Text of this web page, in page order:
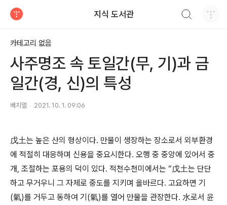
지식 도서관
카테고리 없음
사주명조 속 토일간(무, 기)과 금
일간(경, 신)의 특성
베지멀 2021. 10. 1. 09:06
戊土는 높은 산의 형상이다. 만물이 생장하는 장소로서 외부환경
에 적절히 대응하며 신용을 중요시한다. 오행 중 중앙에 있어서 중
개, 조절하는 포용의 덕이 있다. 적천수천미에서는 “戊土는 단단
하고 무거우니 그 자체로 중도를 지키며 올바르다. 고요하면 기
(氣)를 거두고 동하여 기(氣)를 열어 만물을 관장한다. 水로서 윤